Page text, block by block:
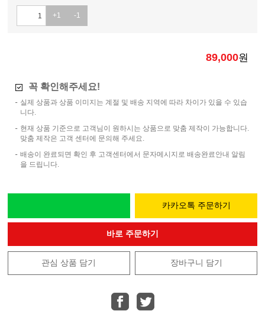
+1 -1
89,000원
꼭 확인해주세요!
실제 상품과 상품 이미지는 계절 및 배송 지역에 따라 차이가 있을 수 있습
니다.
현재 상품 기준으로 고객님이 원하시는 상품으로 맞춤 제작이 가능합니다.
맞춤 제작은 고객 센터에 문의해 주세요.
배송이 완료되면 확인 후 고객센터에서 문자메시지로 배송완료안내 알림
을 드립니다.
카카오톡 주문하기
바로 주문하기
관심 상품 담기 장바구니 담기